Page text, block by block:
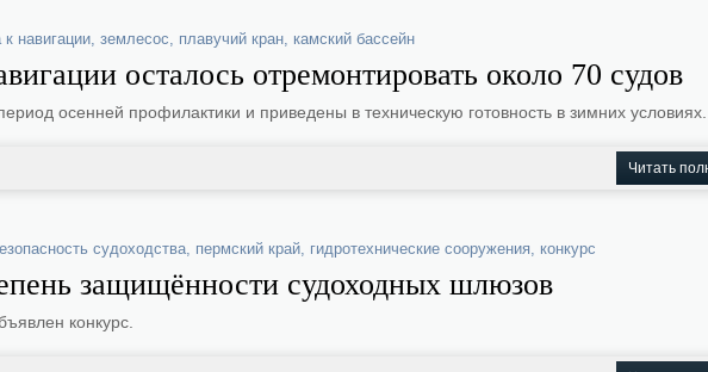
к навигации, землесос, плавучий кран, камский бассейн
осталось отремонтировать около 70 судов
осенней профилактики и приведены в техническую готовность в зимних условиях.
Читать
судоходства, пермский край, гидротехнические сооружения, конкурс
защищённости судоходных шлюзов
конкурс.